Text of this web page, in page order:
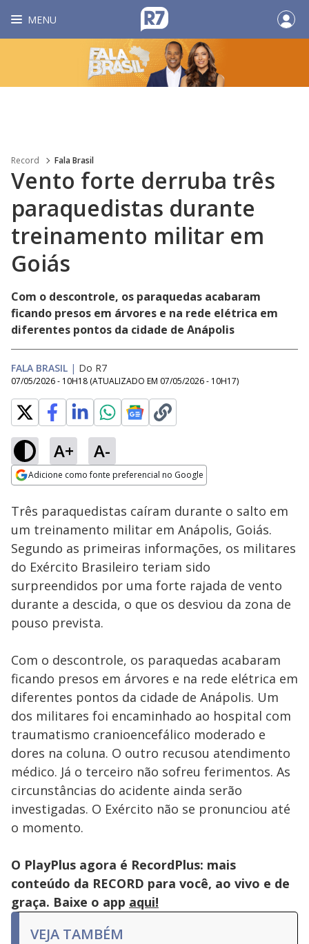
MENU
Record Fala Brasil
Vento forte derruba três
paraquedistas durante
treinamento militar em
Goiás
Com o descontrole, os paraquedas acabaram
ficando presos em árvores e na rede elétrica em
diferentes pontos da cidade de Anápolis
FALA BRASIL | Do R7
07/05/2026 - 10H18 (ATUALIZADO EM 07/05/2026 - 10H17)
A+ A-
Adicione como fonte preferencial no Google
Ativar
100.00%
Três paraquedistas caíram durante o salto em
um treinamento militar em Anápolis, Goiás.
Segundo as primeiras informações, os militares
do Exército Brasileiro teriam sido
surpreendidos por uma forte rajada de vento
durante a descida, o que os desviou da zona de
pouso prevista.
Com o descontrole, os paraquedas acabaram
ficando presos em árvores e na rede elétrica em
diferentes pontos da cidade de Anápolis. Um
dos militares foi encaminhado ao hospital com
traumatismo cranioencefálico moderado e
dores na coluna. O outro recusou atendimento
médico. Já o terceiro não sofreu ferimentos. As
circunstâncias do acidente ainda serão
investigadas. O Exército não se pronunciou até
o momento.
O PlayPlus agora é RecordPlus: mais
conteúdo da RECORD para você, ao vivo e de
graça. Baixe o app aqui!
VEJA TAMBÉM